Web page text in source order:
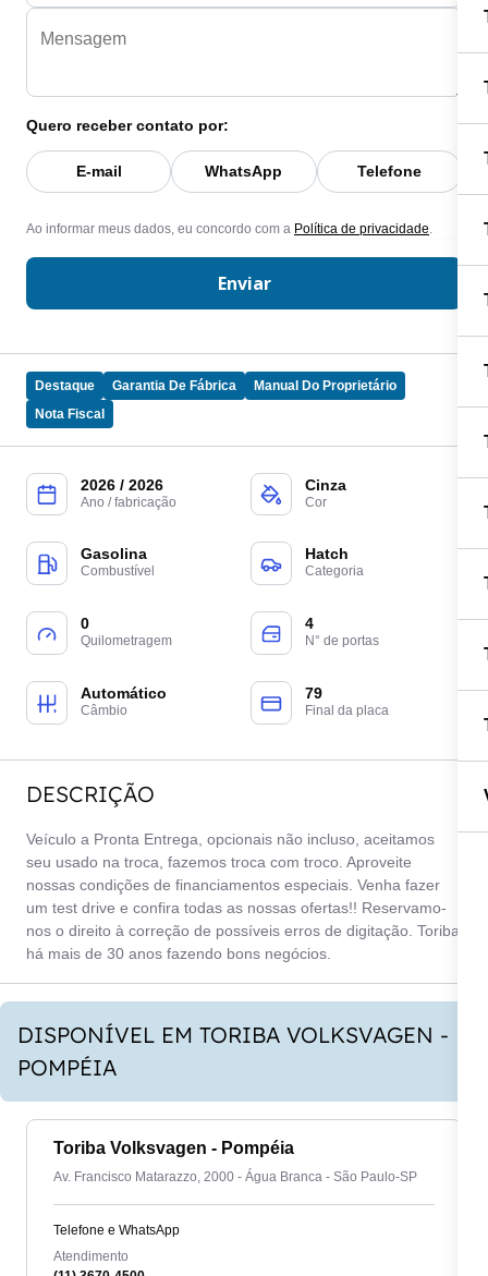
Destaque Garantia De Fábrica
Manual Do Proprietário
Nota Fiscal
2026 / 2026
Ano / fabricação
Cinza
Cor
Gasolina
Combustível
Hatch
Categoria
0
Quilometragem
4
N° de portas
Automático
Câmbio
79
Final da placa
DESCRIÇÃO
Veículo a Pronta Entrega, opcionais não incluso, aceitamos
seu usado na troca, fazemos troca com troco. Aproveite
nossas condições de financiamentos especiais. Venha fazer
um test drive e confira todas as nossas ofertas!! Reservamo-
nos o direito à correção de possíveis erros de digitação. Toriba
há mais de 30 anos fazendo bons negócios.
DISPONÍVEL EM TORIBA VOLKSVAGEN -
POMPÉIA
Toriba Volksvagen - Pompéia
Av. Francisco Matarazzo, 2000 - Água Branca - São Paulo-SP
Telefone e WhatsApp
Atendimento
Quero receber contato por:
E-mail WhatsApp Telefone
Ao informar meus dados, eu concordo com a Política de privacidade
Enviar